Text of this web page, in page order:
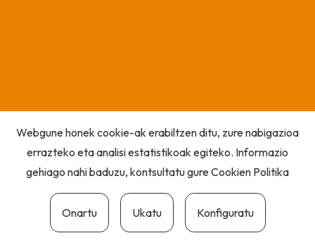
Webgune honek cookie-ak erabiltzen ditu, zure nabigazioa
errazteko eta analisi estatistikoak egiteko. Informazio
gehiago nahi baduzu, kontsultatu gureCookien Politika
Onartu Ukatu Konfiguratu